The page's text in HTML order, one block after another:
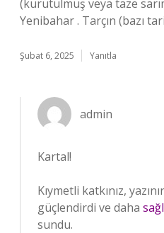
(kurutulmuş veya taze
Yenibahar . Tarçın (bazı
Şubat 6, 2025 Yanıtla
admin
Kartal!
Kıymetli katkınız,
güçlendirdi ve daha
sundu.